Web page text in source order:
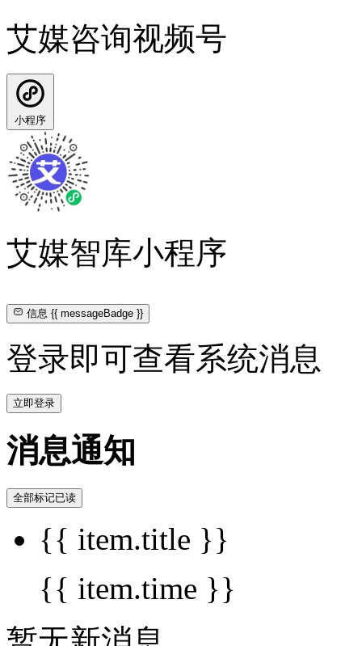
艾媒咨询视频号
小程序
艾媒智库小程序
信息{{ messageBadge }}
登录即可查看系统消息
立即登录
消息通知
全部标记已读
{{ item.title }}
{{ item.time }}